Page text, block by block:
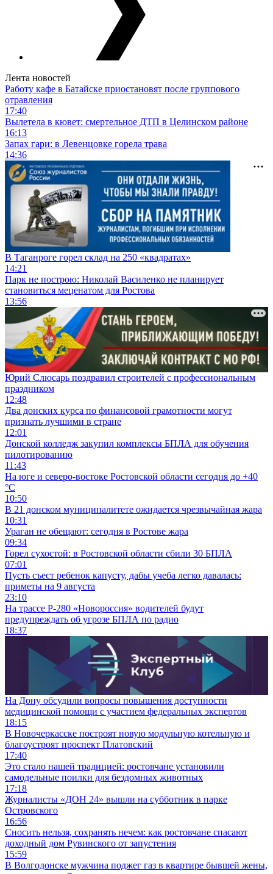
Лента новостей
Работу кафе в Батайске приостановят после группового
отравления
17:40
Вылетела в кювет: смертельное ДТП в Целинском районе
16:13
Запах гари: в Левенцовке горела трава
14:36
В Таганроге горел склад на 250 «квадратах»
14:21
Парк не построю: Николай Василенко не планирует
становиться меценатом для Ростова
13:56
Юрий Слюсарь поздравил строителей с профессиональным
праздником
12:48
Два донских курса по финансовой грамотности могут
признать лучшими в стране
12:01
Донской колледж закупил комплексы БПЛА для обучения
пилотированию
11:43
На юге и северо-востоке Ростовской области сегодня до +40
°C
10:50
В 21 донском муниципалитете ожидается чрезвычайная жара
10:31
Ураган не обещают: сегодня в Ростове жара
09:34
Горел сухостой: в Ростовской области сбили 30 БПЛА
07:01
Пусть съест ребенок капусту, дабы учеба легко давалась:
приметы на 9 августа
23:10
На трассе Р-280 «Новороссия» водителей будут
предупреждать об угрозе БПЛА по радио
18:37
На Дону обсудили вопросы повышения доступности
медицинской помощи с участием федеральных экспертов
18:15
В Новочеркасске построят новую модульную котельную и
благоустроят проспект Платовский
17:40
Это стало нашей традицией: ростовчане установили
самодельные поилки для бездомных животных
17:18
Журналисты «ДОН 24» вышли на субботник в парке
Островского
16:56
Сносить нельзя, сохранять нечем: как ростовчане спасают
доходный дом Рувинского от запустения
15:59
В Волгодонске мужчина поджег газ в квартире бывшей жены,